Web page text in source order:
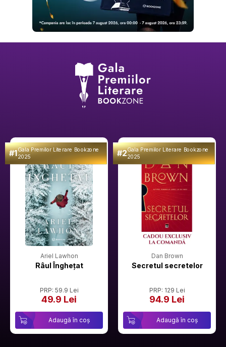
#1Gala Premilor Literare Bookzone
2025
Ariel Lawhon
Râul Înghețat
PRP: 59.9 Lei
49.9 Lei
Adaugă în coș
#2Gala Premilor Literare Bookzone
2025
Dan Brown
Secretul secretelor
PRP: 129 Lei
94.9 Lei
Adaugă în coș